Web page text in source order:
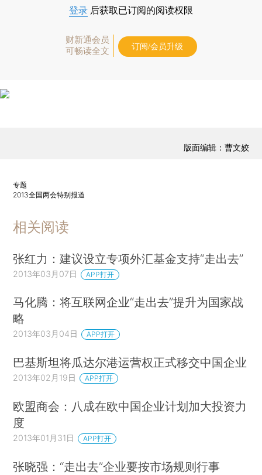
登录 后获取已订阅的阅读权限
财新通会员
可畅读全文
订阅/会员升级
版面编辑：曹文姣
专题
2013全国两会特别报道
相关阅读
张红力：建议设立专项外汇基金支持“走出去”
2013年03月07日 APP打开
马化腾：将互联网企业“走出去”提升为国家战
略
2013年03月04日 APP打开
巴基斯坦将瓜达尔港运营权正式移交中国企业
2013年02月19日 APP打开
欧盟商会：八成在欧中国企业计划加大投资力
度
2013年01月31日 APP打开
张晓强：“走出去”企业要按市场规则行事